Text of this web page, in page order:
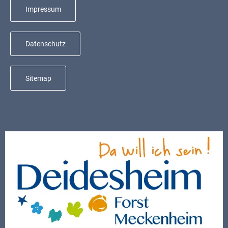
Wasser-
Abwasser
Defibrillatoren
Katastrophenschutz
Suche
bei
Social
Media
Sitemap
Impressum
Datenschutz
Sitemap